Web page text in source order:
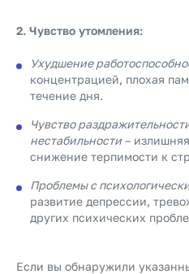
2. Чувство утомления:
Ухудшение
концентрацией, плохая
течение дня.
Чувство
нестабильности –
снижение терпимости к
Проблемы с
развитие депрессии,
других психических
Если вы обнаружили